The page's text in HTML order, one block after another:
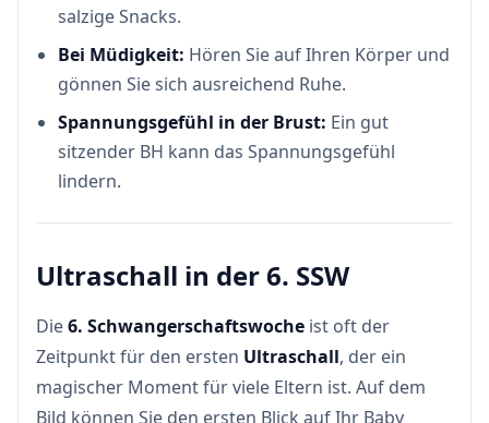
salzige Snacks.
Bei Müdigkeit: Hören Sie auf Ihren Körper und
gönnen Sie sich ausreichend Ruhe.
Spannungsgefühl in der Brust: Ein gut
sitzender BH kann das Spannungsgefühl
lindern.
Ultraschall in der 6. SSW
Die6. Schwangerschaftswoche ist oft der
Zeitpunkt für den ersten Ultraschall, der ein
magischer Moment für viele Eltern ist. Auf dem
Bild können Sie den ersten Blick auf Ihr Baby